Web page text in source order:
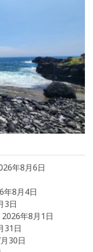
年8月6日
年8月4日
3日
2026年8月1日
31日
30日